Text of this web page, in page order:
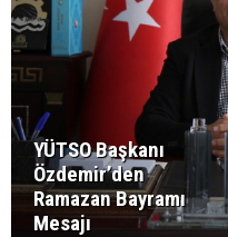
YÜTSO Başkanı
Özdemir’den
Ramazan Bayramı
Mesajı